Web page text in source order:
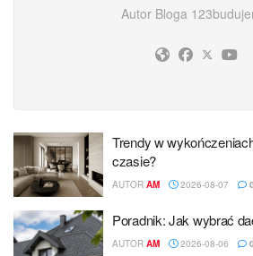
Autor Bloga
Trendy w
czasie?
AUTOR AM 2026-08-07 0
Poradnik: Jak wybrać
AUTOR AM 2026-08-06 0